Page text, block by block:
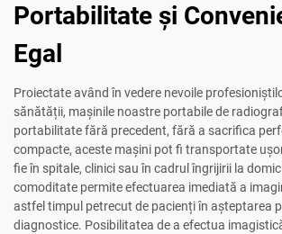
Portabilitate și
Egal
Proiectate având în vedere nevoile
sănătății, mașinile noastre portabile de
portabilitate fără precedent, fără a sacrifica
compacte, aceste mașini pot fi transportate
fie în spitale, clinici sau în cadrul îngrijirii la
comoditate permite efectuarea imediată a
astfel timpul petrecut de pacienți în așteptarea
diagnostice. Posibilitatea de a efectua